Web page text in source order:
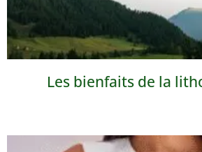
Les bienfaits de la